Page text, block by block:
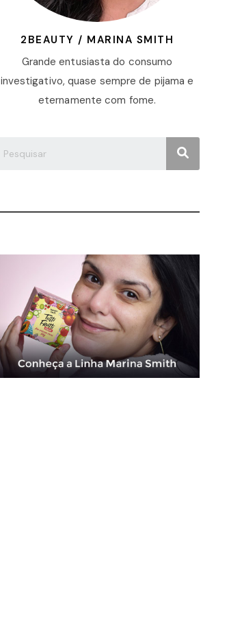
2BEAUTY / MARINA SMITH
Grande entusiasta do consumo
investigativo, quase sempre de pijama e
eternamente com fome.